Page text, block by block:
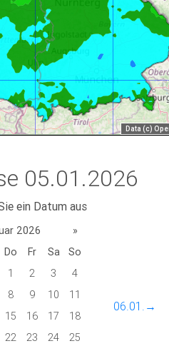
05.01.2026
ein Datum aus
2026
»
Do Fr Sa
So
1 2 3
4
8 9 10
11
15 16 17
18
22 23 24
25
06.01.→